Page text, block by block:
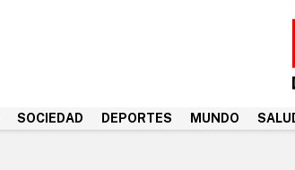
SOCIEDAD DEPORTES MUNDO